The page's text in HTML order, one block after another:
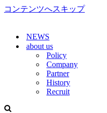
コンテンツへスキップ
NEWS
about us
Policy
Company
Partner
History
Recruit